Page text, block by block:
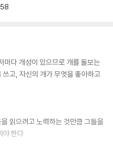
마다 개성이 있으므로 개를 돌보는
고, 자신의 개가 무엇을 좋아하고
읽으려고 노력하는 것만큼 그들을
한다.